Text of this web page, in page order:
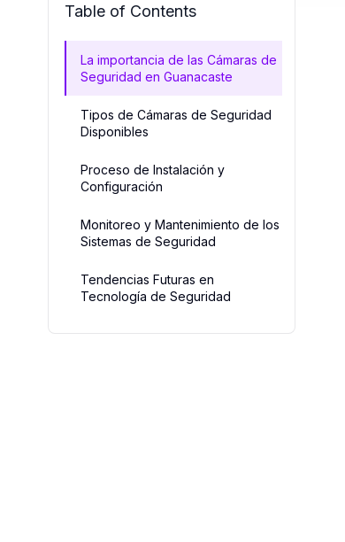
Table of Contents
La importancia de las Cámaras de
Seguridad en Guanacaste
Tipos de Cámaras de Seguridad
Disponibles
Proceso de Instalación y
Configuración
Monitoreo y Mantenimiento de los
Sistemas de Seguridad
Tendencias Futuras en
Tecnología de Seguridad